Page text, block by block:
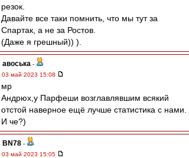
резок.
Давайте все таки помнить, что мы тут за
Спартак, а не за Ростов.
(Даже я грешный)) ).
авоська -
03 май 2023 15:08
мр
Андрюх,у Парфеши возглавлявшим всякий
отстой наверное ещё лучше статистика с нами.
И че?)
BN78 -
03 май 2023 15:05